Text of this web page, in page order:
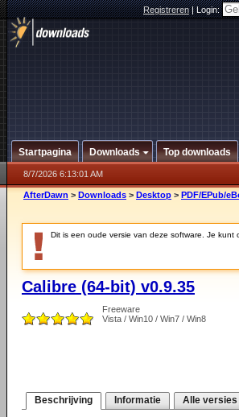
Registreren|Login:
Startpagina Downloads Top downloads
8/7/2026 6:13:01 AM
AfterDawn > Downloads > Desktop > PDF/EPub/
Dit is een oude versie van deze software. Je kunt
Calibre (64-bit) v0.9.35
Freeware
Vista / Win10 / Win7 / Win8
Beschrijving Informatie Alle versies